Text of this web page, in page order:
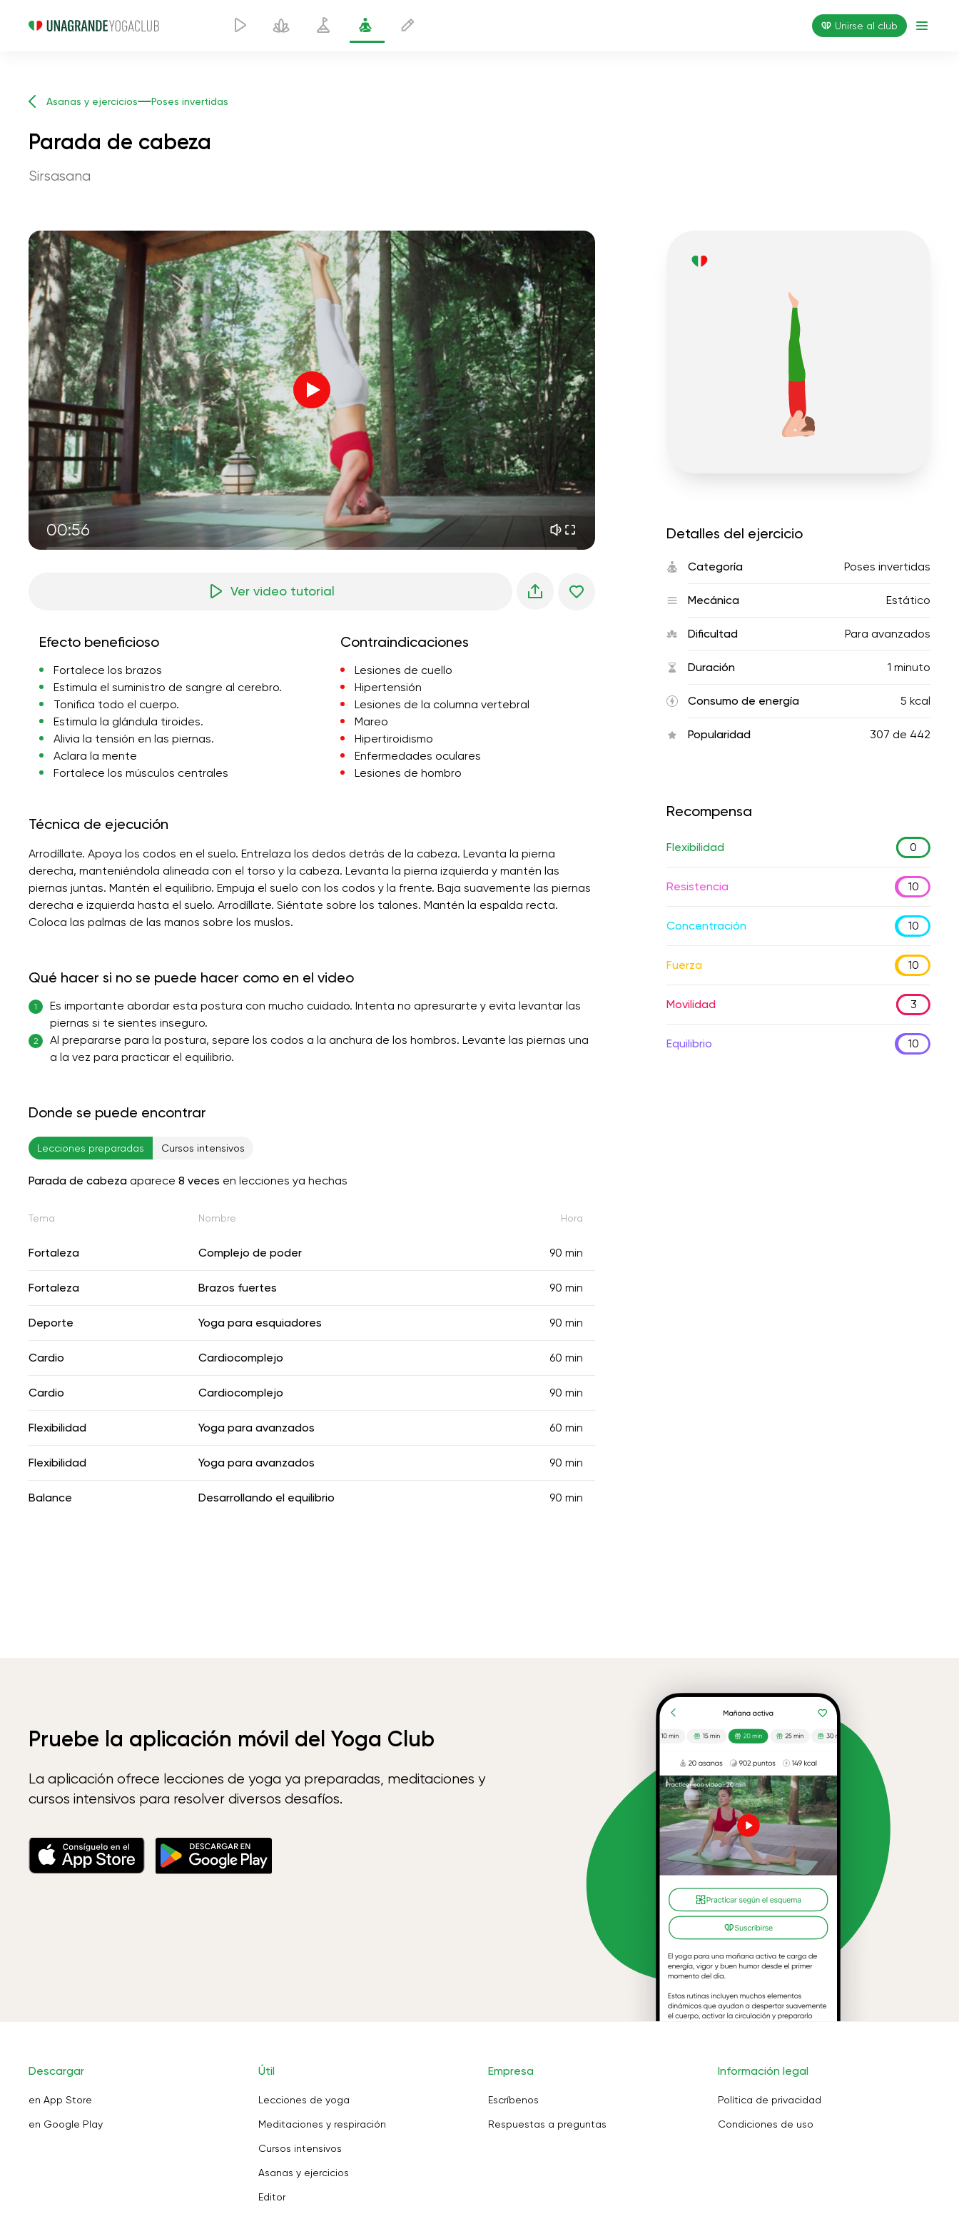
Unirse al club
Asanas y ejercicios Poses invertidas
Parada de cabeza
Sirsasana
00:56
Voz del instructor
vuelo del alma 01:44
paz interior 01:27
sueños matutinos 01:34
frescura del bosque 05:00
lluvia de verano 02:00
silencio de montaña 02:00
brisa marina 02:00
la voz del viento 02:00
bosque de primavera 02:00
Ver video tutorial
Efecto beneficioso
Fortalece los brazos
Estimula el suministro de sangre al cerebro.
Tonifica todo el cuerpo.
Estimula la glándula tiroides.
Alivia la tensión en las piernas.
Aclara la mente
Fortalece los músculos centrales
Contraindicaciones
Lesiones de cuello
Hipertensión
Lesiones de la columna vertebral
Mareo
Hipertiroidismo
Enfermedades oculares
Lesiones de hombro
Técnica de ejecución
Arrodíllate. Apoya los codos en el suelo. Entrelaza los dedos detrás de la cabeza. Levanta la pierna
derecha, manteniéndola alineada con el torso y la cabeza. Levanta la pierna izquierda y mantén las
piernas juntas. Mantén el equilibrio. Empuja el suelo con los codos y la frente. Baja suavemente las piernas
derecha e izquierda hasta el suelo. Arrodíllate. Siéntate sobre los talones. Mantén la espalda recta.
Coloca las palmas de las manos sobre los muslos.
Qué hacer si no se puede hacer como en el video
1
Es importante abordar esta postura con mucho cuidado. Intenta no apresurarte y evita levantar las
piernas si te sientes inseguro.
2
Al prepararse para la postura, separe los codos a la anchura de los hombros. Levante las piernas una
a la vez para practicar el equilibrio.
Donde se puede encontrar
Lecciones preparadas Cursos intensivos
Parada de cabeza aparece 8 veces en lecciones ya hechas
Tema Nombre Hora
Fortaleza Complejo de poder 90 min
Fortaleza Brazos fuertes 90 min
Deporte Yoga para esquiadores 90 min
Cardio Cardiocomplejo 60 min
Cardio Cardiocomplejo 90 min
Flexibilidad Yoga para avanzados 60 min
Flexibilidad Yoga para avanzados 90 min
Balance Desarrollando el equilibrio 90 min
Detalles del ejercicio
Categoría Poses invertidas
Mecánica Estático
Dificultad Para avanzados
Duración 1 minuto
Consumo de energía 5 kcal
Popularidad 307 de 442
Recompensa
Flexibilidad 0
Resistencia 10
Concentración 10
Fuerza 10
Movilidad 3
Equilibrio 10
Pruebe la aplicación móvil del Yoga Club
La aplicación ofrece lecciones de yoga ya preparadas, meditaciones y
cursos intensivos para resolver diversos desafíos.
Descargar
en App Store
en Google Play
Útil
Lecciones de yoga
Meditaciones y respiración
Cursos intensivos
Asanas y ejercicios
Editor
Empresa
Escríbenos
Respuestas a preguntas
Información legal
Política de privacidad
Condiciones de uso